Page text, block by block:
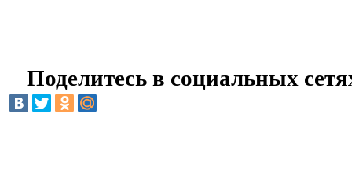
Поделитесь в социальных